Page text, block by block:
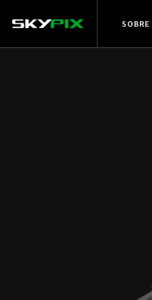
SOBRE